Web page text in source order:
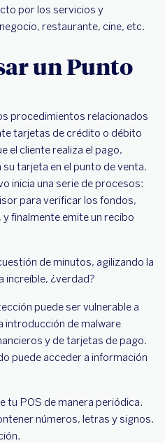
por los servicios y
restaurante, cine, etc.
un Punto
procedimientos relacionados
tarjetas de crédito o débito
el cliente realiza el pago,
tarjeta en el punto de venta.
inicia una serie de procesos:
para verificar los fondos,
finalmente emite un recibo
de minutos, agilizando la
increíble, ¿verdad?
puede ser vulnerable a
introducción de malware
y de tarjetas de pago.
puede acceder a información
tu POS de manera periódica.
números, letras y signos.